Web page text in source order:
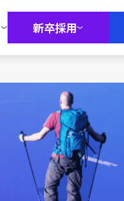
新卒採用